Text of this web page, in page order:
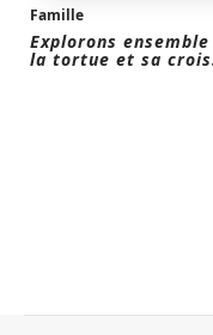
Famille
Explorons
la tortue et sa